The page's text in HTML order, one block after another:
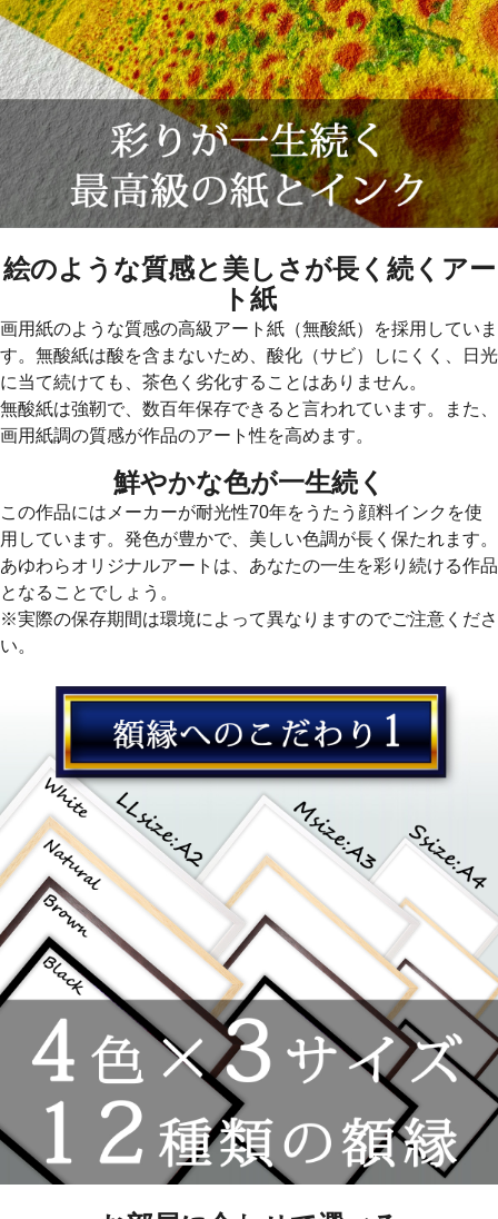
絵のような質感と美しさが長く続くアー
ト紙
画用紙のような質感の高級アート紙（無酸紙）を採用していま
す。無酸紙は酸を含まないため、酸化（サビ）しにくく、日光
に当て続けても、茶色く劣化することはありません。
無酸紙は強靭で、数百年保存できると言われています。また、
画用紙調の質感が作品のアート性を高めます。
鮮やかな色が一生続く
この作品にはメーカーが耐光性70年をうたう顔料インクを使
用しています。発色が豊かで、美しい色調が長く保たれます。
あゆわらオリジナルアートは、あなたの一生を彩り続ける作品
となることでしょう。
※実際の保存期間は環境によって異なりますのでご注意くださ
い。